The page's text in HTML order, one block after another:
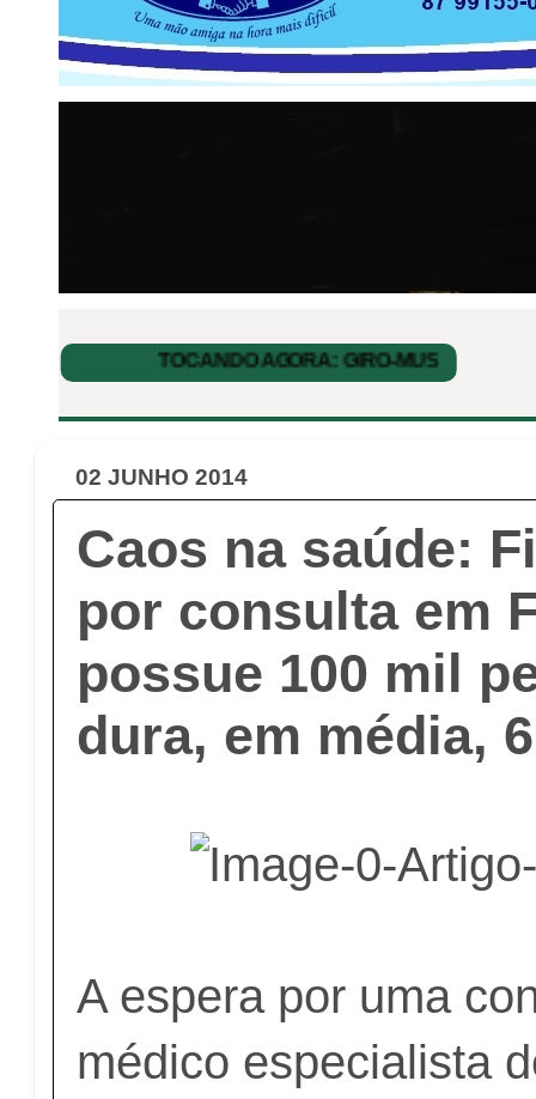
02 JUNHO 2014
Caos na saúde:
por consulta em
possue 100 mil
dura, em média,
A espera por uma
médico especialista